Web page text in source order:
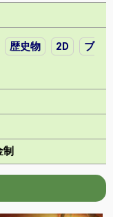
歴史物 2D
ブ